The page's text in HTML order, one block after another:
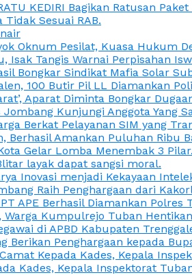
KEDIRI Bagikan Ratusan
Sesuai RAB.
Oknum Pesilat, Kuasa Hukum
Tangis Warnai Perpisahan
Bongkar Sindikat Mafia Solar
100 Butir Pil LL Diamankan
Aparat Diminta Bongkar
Kunjungi Anggota Yang
Berkat Pelayanan SIM yang
Berhasil Amankan Puluhan Ribu
Gelar Lomba Menembak 3 Pilar.
layak dapat sangsi moral.
Inovasi menjadi Kekayaan
Raih Penghargaan dari
APE Berhasil Diamankan
Kumpulrejo Tuban
di APBD Kabupaten
Berikan Penghargaan kepada
Kepada Kades, Kepala
Kades, Kepala Inspektorat